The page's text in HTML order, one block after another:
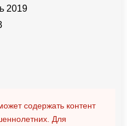
2019
содержать контент
Для